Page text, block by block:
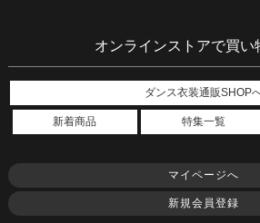
オンラインストアで買い
ダンス衣装通販SHOP
新着商品 特集一覧
マイページへ
新規会員登録